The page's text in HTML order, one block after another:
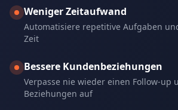
Weniger Zeitaufwand
Automatisiere repetitive Aufgaben
Zeit
Bessere Kundenbeziehungen
Verpasse nie wieder einen Follow-up
Beziehungen auf